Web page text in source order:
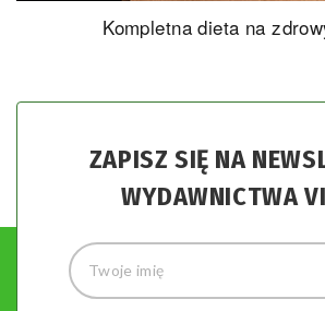
Kompletna dieta na
ZAPISZ SIĘ NA
WYDAWNICTWA